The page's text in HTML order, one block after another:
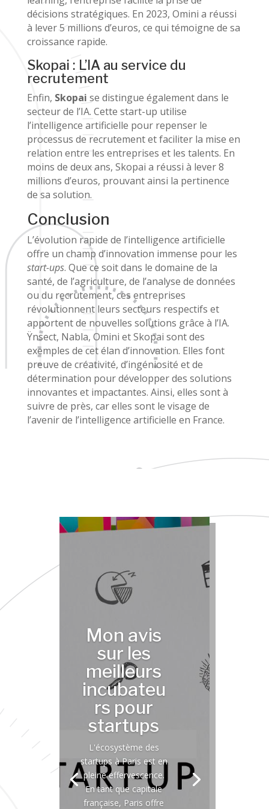
décisions stratégiques. En 2023, Omini a réussi
à lever 5 millions d’euros, ce qui témoigne de sa
croissance rapide.
Skopai : L’IA au service du
recrutement
Enfin, Skopai se distingue également dans le
secteur de l’IA. Cette start-up utilise
l’intelligence artificielle pour repenser le
processus de recrutement et faciliter la mise en
relation entre les entreprises et les talents. En
moins de deux ans, Skopai a réussi à lever 8
millions d’euros, prouvant ainsi la pertinence
de sa solution.
Conclusion
L’évolution rapide de l’intelligence artificielle
offre un champ d’innovation immense pour les
start-ups. Que ce soit dans le domaine de la
santé, de l’agriculture, de l’analyse de données
ou du recrutement, ces entreprises
révolutionnent leurs secteurs respectifs et
apportent de nouvelles solutions grâce à l’IA.
Ÿnsect, Nabla, Omini et Skopai sont des
exemples de cet élan d’innovation. Elles font
preuve de créativité, d’ingéniosité et de
détermination pour développer des solutions
innovantes et impactantes. Ainsi, elles sont à
suivre de près, car elles sont le visage de
l’avenir de l’intelligence artificielle en France.
Mon avis
sur les
meilleurs
incubateu
rs pour
startups
L'écosystème des
startups à Paris est en
pleine effervescence.
En tant que capitale
française, Paris offre